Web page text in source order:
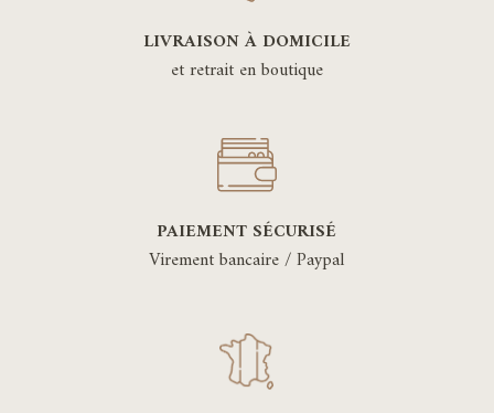
LIVRAISON À DOMICILE
et retrait en boutique
PAIEMENT SÉCURISÉ
Virement bancaire / Paypal